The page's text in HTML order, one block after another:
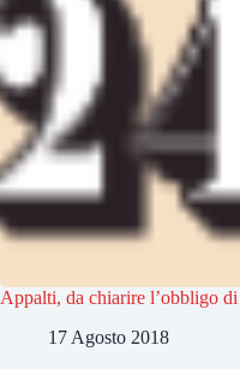
Appalti, da chiarire l’obbligo di
17 Agosto 2018